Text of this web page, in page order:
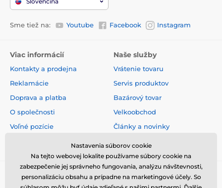
Sme tiež na: Youtube Facebook Instagram
Viac informácií
Kontakty a prodejna
Reklamácie
Doprava a platba
O společnosti
Voľné pozície
Naše služby
Vrátenie tovaru
Servis produktov
Bazárový tovar
Velkoobchod
Články a novinky
Nastavenia súborov cookie
Na tejto webovej lokalite používame súbory cookie na
zabezpečenie jej správneho fungovania, analýzu návštevnosti,
personalizáciu obsahu a prípadne na marketingové účely. So